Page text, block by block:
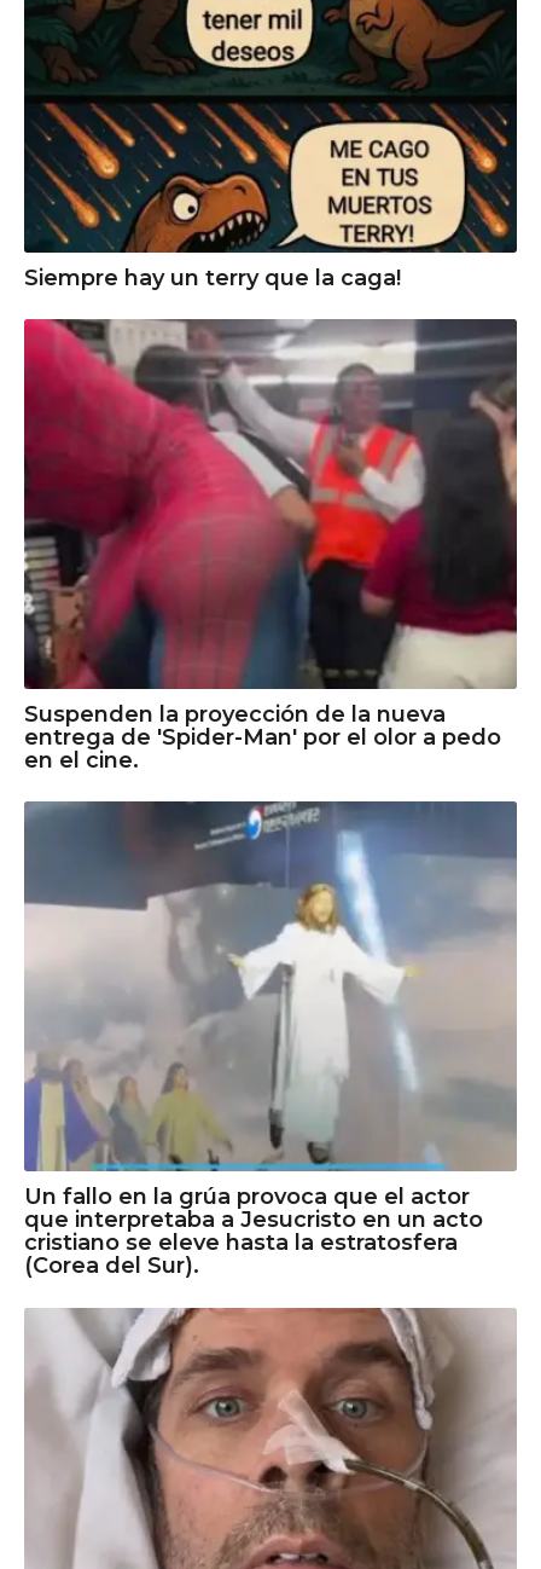
Siempre hay un terry que la caga!
Suspenden la proyección de la nueva
entrega de 'Spider-Man' por el olor a pedo
en el cine.
Un fallo en la grúa provoca que el actor
que interpretaba a Jesucristo en un acto
cristiano se eleve hasta la estratosfera
(Corea del Sur).